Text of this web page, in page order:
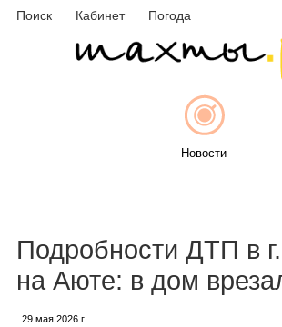
Поиск Кабинет Погода
Новости
Афиша
Подробности ДТП в
на Аюте: в дом
29 мая 2026 г.